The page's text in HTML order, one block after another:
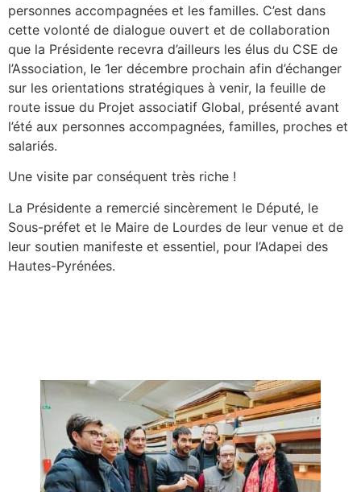
personnes accompagnées et les familles. C’est dans
cette volonté de dialogue ouvert et de collaboration
que la Présidente recevra d’ailleurs les élus du CSE de
l’Association, le 1er décembre prochain afin d’échanger
sur les orientations stratégiques à venir, la feuille de
route issue du Projet associatif Global, présenté avant
l’été aux personnes accompagnées, familles, proches et
salariés.
Une visite par conséquent très riche !
La Présidente a remercié sincèrement le Député, le
Sous-préfet et le Maire de Lourdes de leur venue et de
leur soutien manifeste et essentiel, pour l’Adapei des
Hautes-Pyrénées.